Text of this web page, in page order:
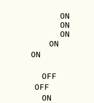
ON
ON
ON
ON
ON
OFF
OFF
ON